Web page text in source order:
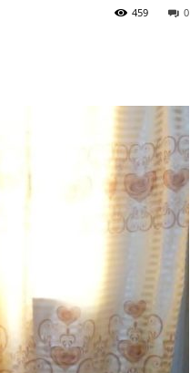
0
459